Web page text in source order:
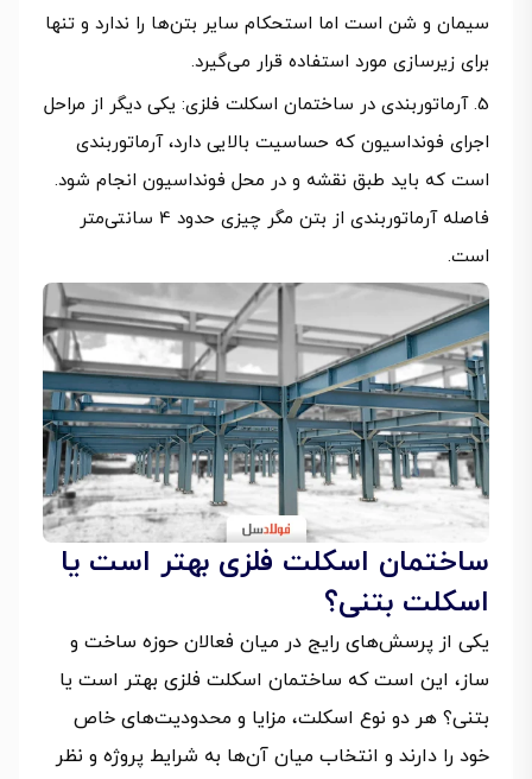
سیمان و شن است اما استحکام سایر بتن‌ها را ندارد و تنها
برای زیرسازی مورد استفاده قرار می‌گیرد.
آرماتوربندی در ساختمان اسکلت فلزی: یکی دیگر از مراحل
اجرای فونداسیون که حساسیت بالایی دارد، آرماتوربندی
است که باید طبق نقشه و در محل فونداسیون انجام شود.
فاصله آرماتوربندی از بتن مگر چیزی حدود 4 سانتی‌متر
است.
ساختمان اسکلت فلزی بهتر است یا
اسکلت بتنی؟
یکی از پرسش‌های رایج در میان فعالان حوزه ساخت‌ و
ساز، این است که ساختمان اسکلت فلزی بهتر است یا
بتنی؟ هر دو نوع اسکلت، مزایا و محدودیت‌های خاص
خود را دارند و انتخاب میان آن‌ها به شرایط پروژه و نظر